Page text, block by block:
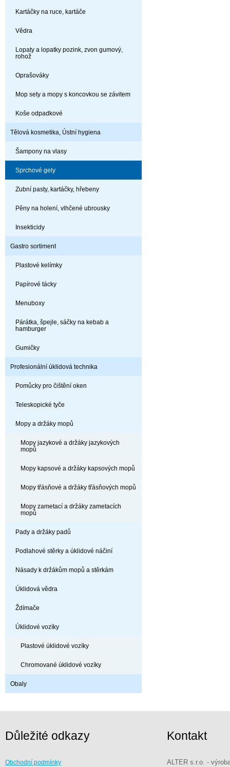
Kartáčky na ruce, kartáče
Vědra
Lopaty a lopatky pozink, zvon gumový,
rohož
Oprašováky
Mop sety a mopy s koncovkou se závitem
Koše odpadkové
Tělová kosmetika, Ústní hygiena
Šampony na vlasy
Sprchové gely
Zubní pasty, kartáčky, hřebeny
Pěny na holení, vlhčené ubrousky
Insekticidy
Gastro sortiment
Plastové kelímky
Papírové tácky
Menuboxy
Párátka, špejle, sáčky na kebab a
hamburger
Gumičky
Profesionální úklidová technika
Pomůcky pro čištění oken
Teleskopické tyče
Mopy a držáky mopů
Mopy jazykové a držáky jazykových
mopů
Mopy kapsové a držáky kapsových mopů
Mopy třásňové a držáky třásňových mopů
Mopy zametací a držáky zametacích
mopů
Pady a držáky padů
Podlahové stěrky a úklidové náčiní
Násady k držákům mopů a stěrkám
Úklidová vědra
Ždímače
Úklidové vozíky
Plastové úklidové vozíky
Chromované úklidové vozíky
Obaly
Důležité odkazy
Obchodní podmínky
Kontakt
ALTER s.r.o. -